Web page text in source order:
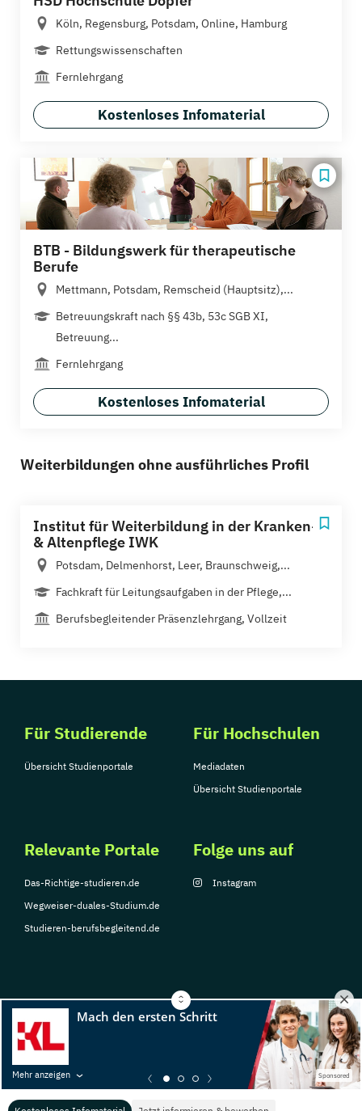
Mehr anzeigen Sponsored
Köln, Regensburg, Potsdam, Online, Hamburg
Rettungswissenschaften
Fernlehrgang
Kostenloses Infomaterial
BTB - Bildungswerk für therapeutische
Berufe
Mettmann, Potsdam, Remscheid (Hauptsitz),...
Betreuungskraft nach §§ 43b, 53c SGB XI,
Betreuung...
Fernlehrgang
Kostenloses Infomaterial
Weiterbildungen ohne ausführliches Profil
Institut für Weiterbildung in der Kranken-
& Altenpflege IWK
Potsdam, Delmenhorst, Leer, Braunschweig,...
Fachkraft für Leitungsaufgaben in der Pflege,...
Berufsbegleitender Präsenzlehrgang, Vollzeit
Für Studierende
Übersicht Studienportale
Für Hochschulen
Mediadaten
Übersicht Studienportale
Relevante Portale
Das-Richtige-studieren.de
Wegweiser-duales-Studium.de
Studieren-berufsbegleitend.de
Folge uns auf
Instagram
© Copyright 2026, TarGroup Media GmbH
Nutzungsbedingungen